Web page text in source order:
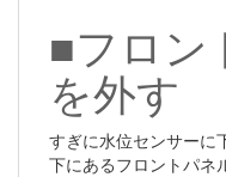
■フロン
を外す
すぎに水位センサーに
下にあるフロントパネ